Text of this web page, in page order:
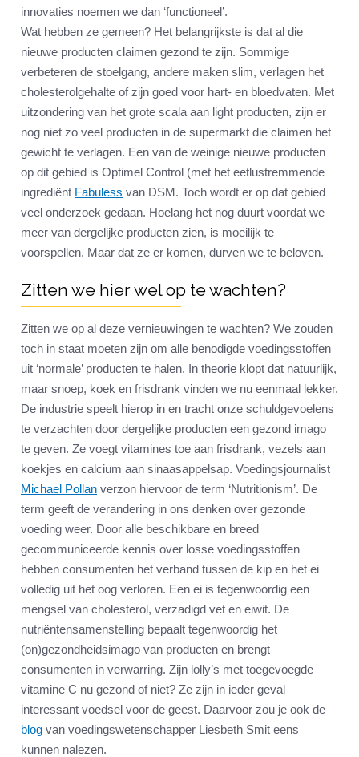
innovaties noemen we dan ‘functioneel’.
Wat hebben ze gemeen? Het belangrijkste is dat al die
nieuwe producten claimen gezond te zijn. Sommige
verbeteren de stoelgang, andere maken slim, verlagen het
cholesterolgehalte of zijn goed voor hart- en bloedvaten. Met
uitzondering van het grote scala aan light producten, zijn er
nog niet zo veel producten in de supermarkt die claimen het
gewicht te verlagen. Een van de weinige nieuwe producten
op dit gebied is Optimel Control (met het eetlustremmende
ingrediënt Fabuless van DSM. Toch wordt er op dat gebied
veel onderzoek gedaan. Hoelang het nog duurt voordat we
meer van dergelijke producten zien, is moeilijk te
voorspellen. Maar dat ze er komen, durven we te beloven.
Zitten we hier wel op te wachten?
Zitten we op al deze vernieuwingen te wachten? We zouden
toch in staat moeten zijn om alle benodigde voedingsstoffen
uit ‘normale’ producten te halen. In theorie klopt dat natuurlijk,
maar snoep, koek en frisdrank vinden we nu eenmaal lekker.
De industrie speelt hierop in en tracht onze schuldgevoelens
te verzachten door dergelijke producten een gezond imago
te geven. Ze voegt vitamines toe aan frisdrank, vezels aan
koekjes en calcium aan sinaasappelsap. Voedingsjournalist
Michael Pollan verzon hiervoor de term ‘Nutritionism’. De
term geeft de verandering in ons denken over gezonde
voeding weer. Door alle beschikbare en breed
gecommuniceerde kennis over losse voedingsstoffen
hebben consumenten het verband tussen de kip en het ei
volledig uit het oog verloren. Een ei is tegenwoordig een
mengsel van cholesterol, verzadigd vet en eiwit. De
nutriëntensamenstelling bepaalt tegenwoordig het
(on)gezondheidsimago van producten en brengt
consumenten in verwarring. Zijn lolly’s met toegevoegde
vitamine C nu gezond of niet? Ze zijn in ieder geval
interessant voedsel voor de geest. Daarvoor zou je ook de
blog van voedingswetenschapper Liesbeth Smit eens
kunnen nalezen.